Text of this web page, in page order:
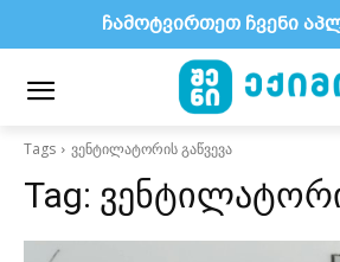
Tags ვენტილატორის გაწვევა
Tag:
ჩამოტვირთეთ ჩვენი